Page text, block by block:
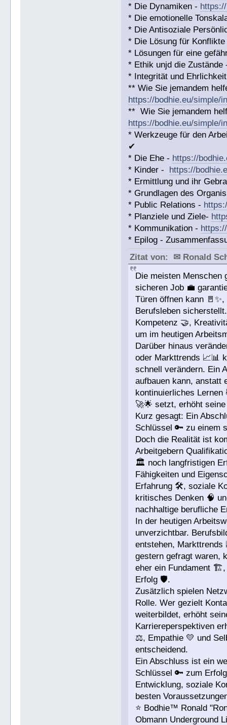
* Die Dynamiken -
* Die emotionelle
* Die Antisoziale
* Die Lösung für
* Lösungen für eine
* Ethik unjd die
* Integrität und
** Wie Sie jemandem
https://bodhie.eu/simple/
** Wie Sie jemandem
https://bodhie.eu/simple/
* Werkzeuge für den
✔
* Die Ehe - https://
* Kinder - https://
* Ermittlung und ihr
* Grundlagen des
* Public Relations -
* Planziele und Ziele-
* Kommunikation -
* Epilog -
Zitat von: ✉ Ronald
Die meisten Menschen
sicheren Job 💼
Türen öffnen kann
Berufsleben
Kompetenz 🤝,
um im heutigen
Darüber hinaus
oder Markttrends 📈📊
schnell verändern. Ein
aufbauen kann,
kontinuierliches Lernen
🚀🌟 setzt, erhöht
Kurz gesagt: Ein
Schlüssel 🔑 zu einem
Doch die Realität ist
Arbeitgebern
🏛️ noch langfristigen
Fähigkeiten und
Erfahrung 🛠️, soziale
kritisches Denken 🧠
nachhaltige berufliche
In der heutigen
unverzichtbar.
entstehen, Markttrends
gestern gefragt waren,
eher ein Fundament 🏗️,
Erfolg 🛡️.
Zusätzlich spielen
Rolle. Wer gezielt
weiterbildet, erhöht
Karriereperspektiven
⚖️, Empathie 💛 und
entscheidend.
Ein Abschluss ist ein
Schlüssel 🔑 zum
Entwicklung, soziale
besten
⭐️ Bodhie™ Ronald
Obmann Underground